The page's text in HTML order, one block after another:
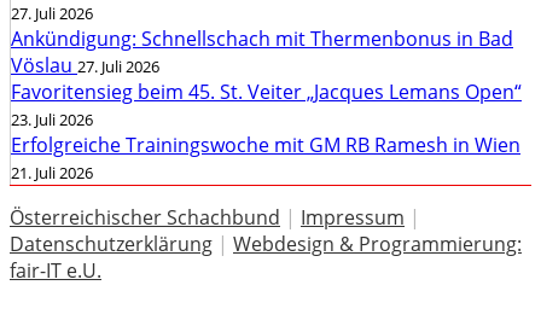
27. Juli 2026
Ankündigung: Schnellschach mit Thermenbonus in Bad
Vöslau 27. Juli 2026
Favoritensieg beim 45. St. Veiter „Jacques Lemans Open“
23. Juli 2026
Erfolgreiche Trainingswoche mit GM RB Ramesh in Wien
21. Juli 2026
Österreichischer Schachbund | Impressum |
Datenschutzerklärung | Webdesign & Programmierung:
fair-IT e.U.